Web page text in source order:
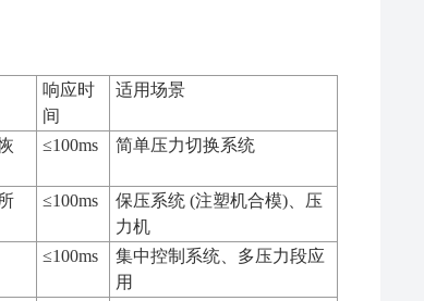
响应时
间
适用场景
≤100ms 简单压力切换系统
≤100ms
保压系统 (注塑机合模)、压
力机
≤100ms
集中控制系统、多压力段应
用